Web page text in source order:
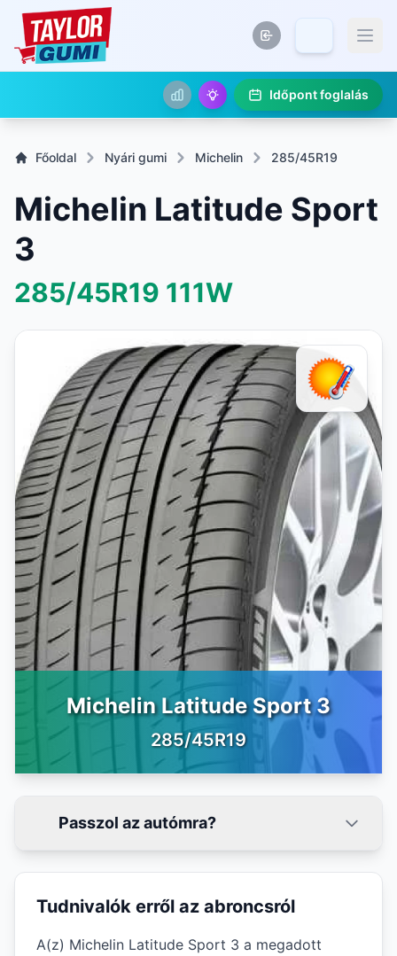
Időpont foglalás
Főoldal Nyári gumi Michelin 285/45R19
Michelin Latitude Sport
3
285/45R19 111W
Michelin Latitude Sport 3
285/45R19
Passzol az autómra?
Tudnivalók erről az abroncsról
A(z) Michelin Latitude Sport 3 a megadott